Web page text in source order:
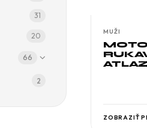
31
20
66
2
MUŽI
ATLAZ
ZOBRAZIŤ